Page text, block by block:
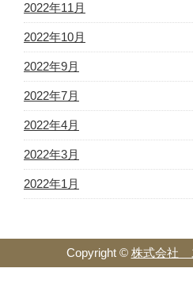
2022年11月
2022年10月
2022年9月
2022年7月
2022年4月
2022年3月
2022年1月
Copyright © 株式会社